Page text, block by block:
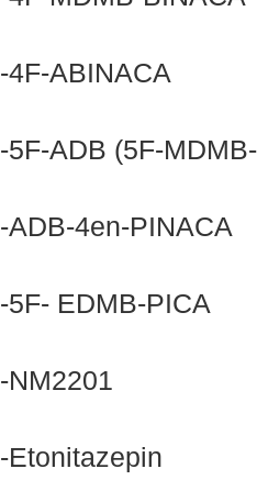
-4F-ABINACA
-5F-ADB (5F-
-ADB-4en-PINACA
-5F- EDMB-PICA
-NM2201
-Etonitazepin